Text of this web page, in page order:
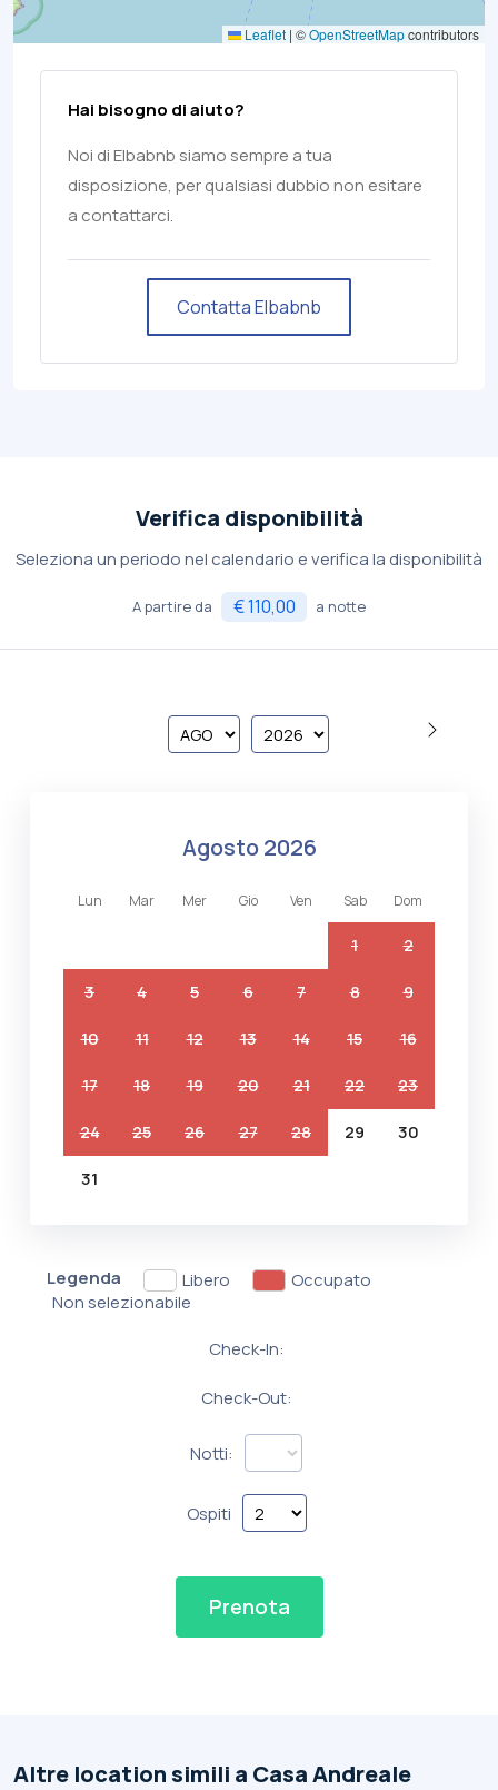
Leaflet | ©OpenStreetMapcontributors
Hai bisogno di aiuto?
Noi di Elbabnb siamo sempre a tua
disposizione, per qualsiasi dubbio non esitare
a contattarci.
Contatta Elbabnb
Verifica disponibilità
Seleziona un periodo nel calendario e verifica la disponibilità
A partire da € 110,00 a notte
agosto 2026
lun mar mer gio ven sab dom
1 2
3 4 5 6 7 8 9
10 11 12 13 14 15 16
17 18 19 20 21 22 23
24 25 26 27 28 29 30
31
Legenda Libero
Occupato
Non selezionabile
Check-In:
Check-Out:
Notti:
Ospiti
Prenota
Altre location simili a Casa Andreale